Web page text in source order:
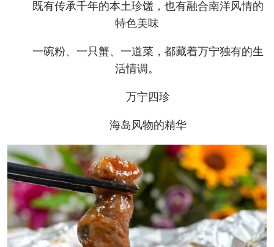
周末去哪儿
既有传承千年的本土珍馐，也有融合南洋风情的
特色美味
一碗粉、一只蟹、一道菜，都藏着万宁独有的生
活情调。
万宁四珍
海岛风物的精华